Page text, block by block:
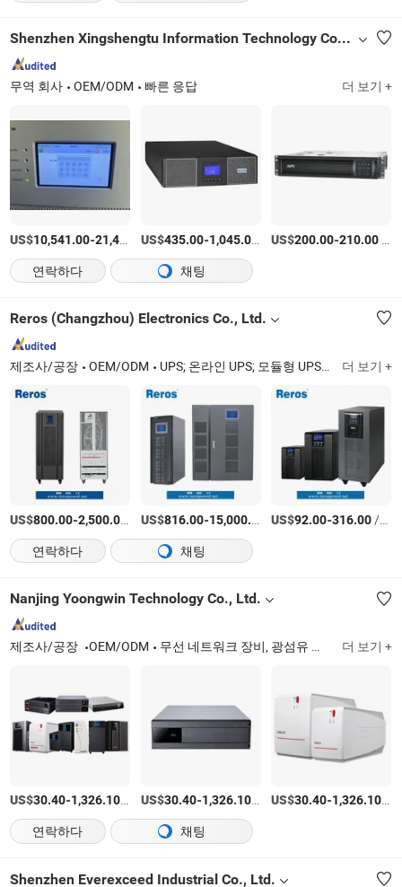
Shenzhen Xingshengtu Information Technology Co., Ltd.
무역 회사 OEM/ODM 빠른 응답 더 보기 +
US$10,541.00-21,480.00 /PCS
US$435.00-1,045.00 /상품
US$200.00-210.00
연락하다
채팅
Reros (Changzhou) Electronics Co., Ltd.
제조사/공장 OEM/ODM UPS; 온라인 UPS; 모듈형 UPS; 오프라인 UPS; 온라인 변압기 기반 UPS 더 보기 +
US$800.00-2,500.00 /상품
US$816.00-15,000.00 /상품
US$92.00-316.00/상품
연락하다
채팅
Nanjing Yoongwin Technology Co., Ltd.
제조사/공장 OEM/ODM 무선 네트워크 장비, 광섬유 장비, 통신 안테나, 마이크로파 수동 부품, 무정전 전원 공급 장치 더 보기 +
US$30.40-1,326.10/상품US$30.40-1,326.10/상품US$30.40-1,326.10/
연락하다
채팅
Shenzhen Everexceed Industrial Co., Ltd.